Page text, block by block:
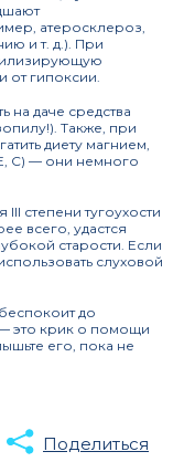
атеросклероз,
и т. д.). При
от гипоксии.
на даче средства
Также, при
диету магнием,
С) — они немного
степени тугоухости
всего, удастся
старости. Если
слуховой
до
это крик о помощи
его, пока не
Поделиться